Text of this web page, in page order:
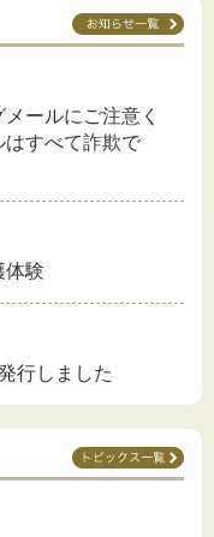
ールにご注意く
はすべて詐欺で
体験
行しました